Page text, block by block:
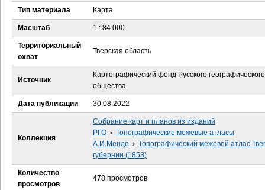
д
е
с
ь
Тип материала Карта
Масштаб 1 : 84 000
Территориальный
охват
Тверская область
Источник
Картографический фонд Русского географического
общества
Дата публикации 30.08.2022
Коллекция
Собрание карт и планов из изданий
РГО › Топографические межевые атласы
А.И.Менде › Топографический межевой атлас
губернии (1853)
Количество
просмотров
478 просмотров